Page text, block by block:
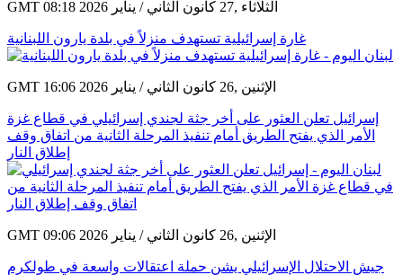
GMT 08:18 2026 الثلاثاء ,27 كانون الثاني / يناير
غارة إسرائيلية تستهدف منزلاً في بلدة يارون اللبنانية
GMT 16:06 2026 الإثنين ,26 كانون الثاني / يناير
إسرائيل تعلن العثور على أخر جثة لجندي إسرائيلي في قطاع غزة
الأمر الذي يفتح الطريق أمام تنفيذ المرحلة الثانية من اتفاق وقف
إطلاق النار
GMT 09:06 2026 الإثنين ,26 كانون الثاني / يناير
جيش الاحتلال الإسرائيلي يشن حملة اعتقالات واسعة في طولكرم